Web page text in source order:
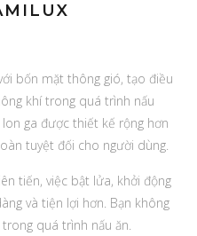
bốn mặt thông gió, tạo điều
khí trong quá trình nấu
ga được thiết kế rộng hơn
tuyệt đối cho người dùng.
tiến, việc bật lửa, khởi động
và tiện lợi hơn. Bạn không
quá trình nấu ăn.